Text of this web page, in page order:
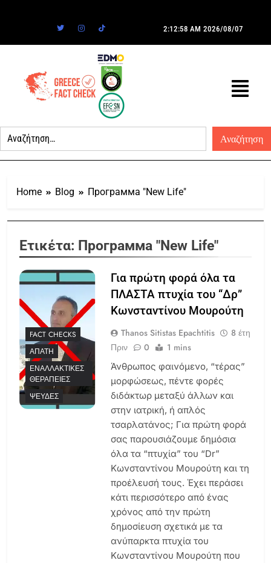
2:12:58 AM 2026/08/07
Home Blog Программа "New Life"
Ετικέτα: Программа "New Life"
FACT CHECKS
ΑΠΆΤΗ
ΕΝΑΛΛΑΚΤΙΚΈΣ
ΘΕΡΑΠΕΊΕΣ
ΨΕΥΔΈΣ
Για πρώτη φορά όλα τα
ΠΛΑΣΤΑ πτυχία του “Δρ”
Κωνσταντίνου Μουρούτη
Thanos Sitistas Epachtitis
8 έτη
Πριν
0 1 mins
Άνθρωπος φαινόμενο, “τέρας”
μορφώσεως, πέντε φορές
διδάκτωρ μεταξύ άλλων και
στην ιατρική, ή απλός
τσαρλατάνος; Για πρώτη φορά
σας παρουσιάζουμε δημόσια
όλα τα “πτυχία” του “Dr”
Κωνσταντίνου Μουρούτη και τη
προέλευσή τους. Έχει περάσει
κάτι περισσότερο από ένας
χρόνος από την πρώτη
δημοσίευση σχετικά με τα
ανύπαρκτα πτυχία του
Κωνσταντίνου Μουρούτη που